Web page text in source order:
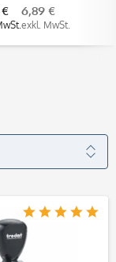
6,89 €
exkl. MwSt.